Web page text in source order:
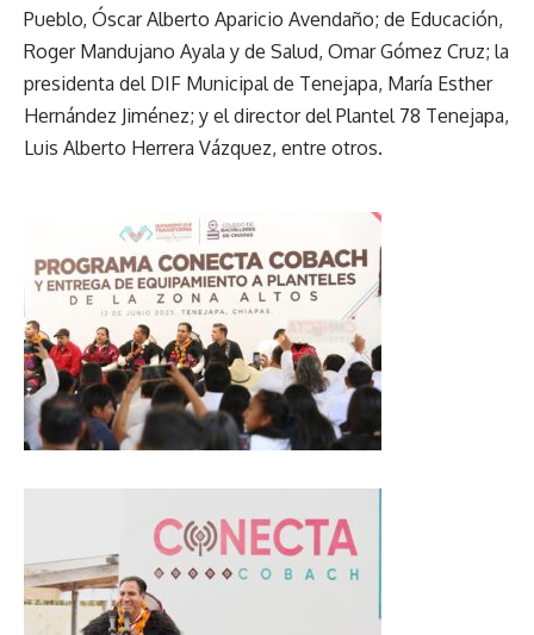
Pueblo, Óscar Alberto Aparicio Avendaño; de Educación,
Roger Mandujano Ayala y de Salud, Omar Gómez Cruz; la
presidenta del DIF Municipal de Tenejapa, María Esther
Hernández Jiménez; y el director del Plantel 78 Tenejapa,
Luis Alberto Herrera Vázquez, entre otros.